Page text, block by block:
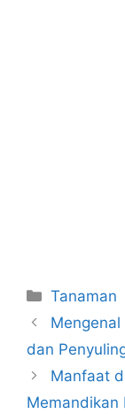
Categories
Tanaman
dan
Manfaat
Memandikan